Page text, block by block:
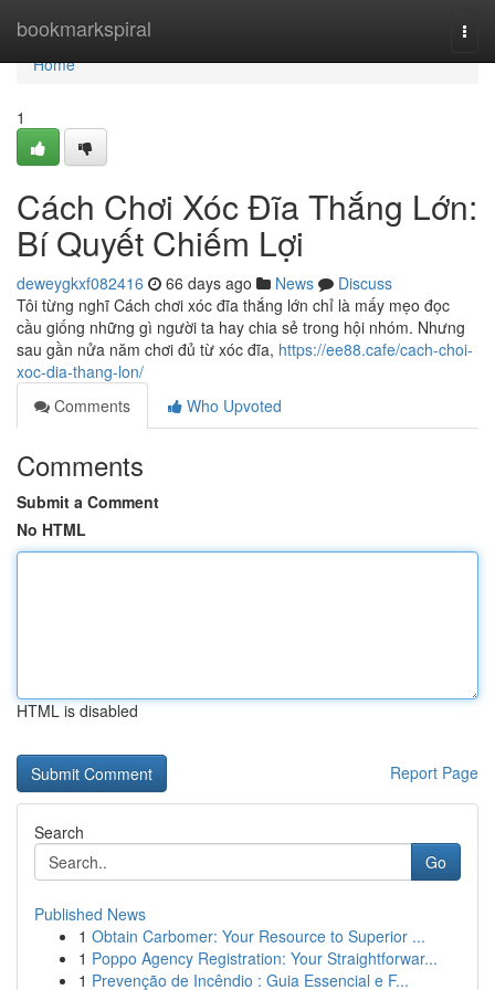
bookmarkspiral
Home
Home
1
Cách Chơi Xóc Đĩa Thắng Lớn:
Bí Quyết Chiếm Lợi
deweygkxf082416 66 days ago News
Discuss
Tôi từng nghĩ Cách chơi xóc đĩa thắng lớn chỉ là mấy mẹo đọc
cầu giống những gì người ta hay chia sẻ trong hội nhóm. Nhưng
sau gần nửa năm chơi đủ từ xóc đĩa, https://ee88.cafe/cach-choi-
xoc-dia-thang-lon/
Comments
Who Upvoted
Comments
Submit a Comment
No HTML
HTML is disabled
Report Page
Search
Go
Published News
1 Obtain Carbomer: Your Resource to Superior ...
1 Poppo Agency Registration: Your Straightforwar...
1 Prevenção de Incêndio : Guia Essencial e F...